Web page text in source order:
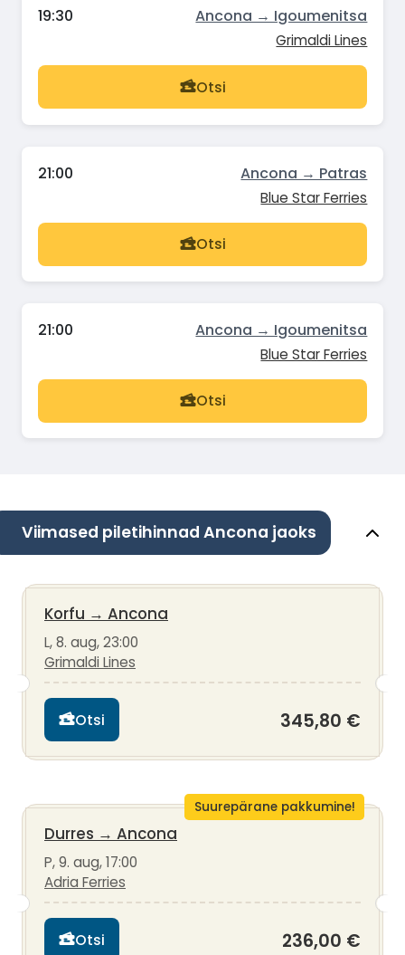
19:30 Ancona → Igoumenitsa
Grimaldi Lines
Otsi
21:00 Ancona → Patras
Blue Star Ferries
Otsi
21:00 Ancona → Igoumenitsa
Blue Star Ferries
Otsi
Viimased piletihinnad Ancona jaoks
Korfu → Ancona
L, 8. aug, 23:00
Grimaldi Lines
Otsi 345,80 €
Suurepärane pakkumine!
Durres → Ancona
P, 9. aug, 17:00
Adria Ferries
Otsi 236,00 €